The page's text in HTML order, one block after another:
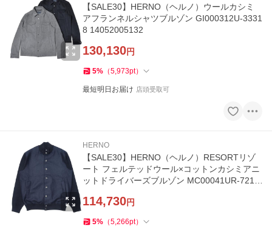
【SALE30】HERNO（ヘルノ）ウールカシミ
アフランネルシャツブルゾン GI000312U-3331
8 14052005132
130,130円
5% （5,973pt）
最短明日お届け 店頭受取可
HERNO
【SALE30】HERNO（ヘルノ）RESORTリゾ
ート フェルテッドウール×コットンカシミアニ
ットドライバーズブルゾン MC00041UR-7210
114,730円
5% （5,266pt）